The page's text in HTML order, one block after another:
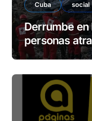
Cuba social
Derrumbe en
personas